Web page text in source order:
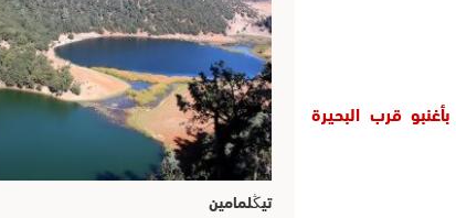
سكر بأغنبو قرب البحيرة
تيڭلمامين